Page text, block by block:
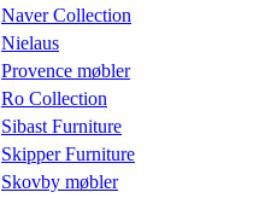
Naver Collection
Nielaus
Provence møbler
Ro Collection
Sibast Furniture
Skipper Furniture
Skovby møbler